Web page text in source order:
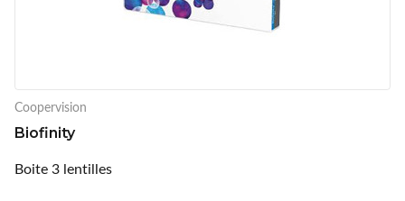
Coopervision
Biofinity
Boite 3 lentilles